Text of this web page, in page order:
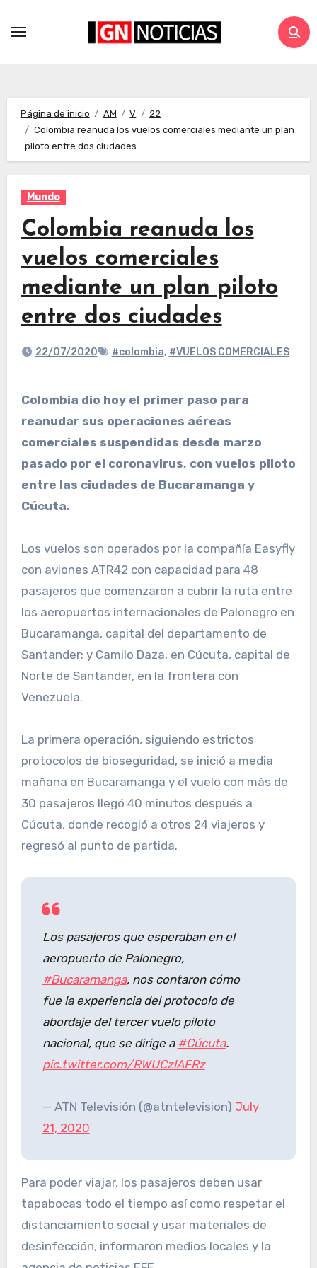
Página de inicio AM V
22
Colombia reanuda los vuelos comerciales mediante un plan
piloto entre dos ciudades
Mundo
Colombia reanuda los
vuelos comerciales
mediante un plan piloto
entre dos ciudades
22/07/2020 #colombia, #VUELOS COMERCIALES
Colombia dio hoy el primer paso para
reanudar sus operaciones aéreas
comerciales suspendidas desde marzo
pasado por el coronavirus, con vuelos piloto
entre las ciudades de Bucaramanga y
Cúcuta.
Los vuelos son operados por la compañía Easyfly
con aviones ATR42 con capacidad para 48
pasajeros que comenzaron a cubrir la ruta entre
los aeropuertos internacionales de Palonegro en
Bucaramanga, capital del departamento de
Santander; y Camilo Daza, en Cúcuta, capital de
Norte de Santander, en la frontera con
Venezuela.
La primera operación, siguiendo estrictos
protocolos de bioseguridad, se inició a media
mañana en Bucaramanga y el vuelo con más de
30 pasajeros llegó 40 minutos después a
Cúcuta, donde recogió a otros 24 viajeros y
regresó al punto de partida.
Los pasajeros que esperaban en el
aeropuerto de Palonegro,
#Bucaramanga, nos contaron cómo
fue la experiencia del protocolo de
abordaje del tercer vuelo piloto
nacional, que se dirige a #Cúcuta.
pic.twitter.com/RWUCzlAFRz
— ATN Televisión (@atntelevision) July
21, 2020
Para poder viajar, los pasajeros deben usar
tapabocas todo el tiempo así como respetar el
distanciamiento social y usar materiales de
desinfección, informaron medios locales y la